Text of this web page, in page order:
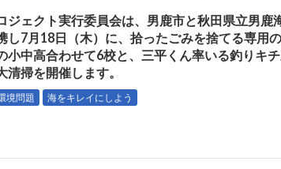
ジェクト実行委員会は、男鹿市と秋田県立男鹿
し7月18日（木）に、拾ったごみを捨てる専用
小中高合わせて6校と、三平くん率いる釣りキ
掃を開催します。
境問題 海をキレイにしよう